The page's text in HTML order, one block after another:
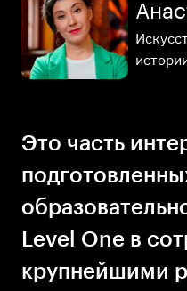
Это часть
Level One в
крупнейшими